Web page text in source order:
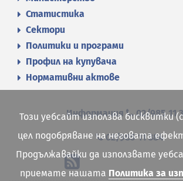
Статистика
Сектори
Политики и програми
Профил на купувача
Нормативни актове
Информация 02/985 11
02/985 11 384
Този уебсайт използва бисквитки
цел подобряване на неговата
Продължавайки да използвате
приемате нашата Политика за